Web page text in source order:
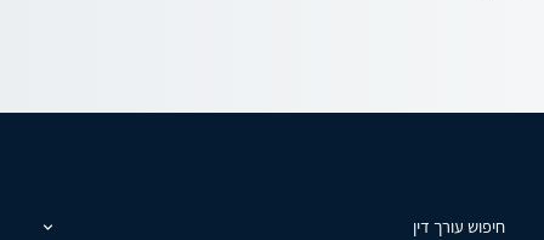
חיפוש עורך דין